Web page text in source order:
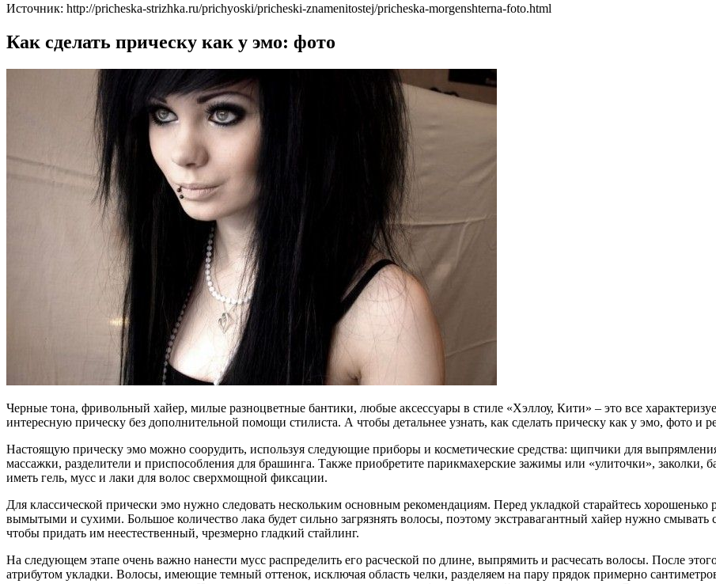
Источник: http://pricheska-strizhka.ru/prichyoski/pricheski-znamenitostej/pricheska-morgenshterna-foto.html
Как сделать прическу как у эмо: фото
Черные тона, фривольный хайер, милые разноцветные бантики, любые аксессуары в стиле «Хэллоу, Кити» – это все
интересную прическу без дополнительной помощи стилиста. А чтобы детальнее узнать, как сделать прическу как у эмо, фото и
Настоящую прическу эмо можно соорудить, используя следующие приборы и косметические средства: щипчики для
массажки, разделители и приспособления для брашинга. Также приобретите парикмахерские зажимы или «улиточки»,
иметь гель, мусс и лаки для волос сверхмощной фиксации.
Для классической прически эмо нужно следовать нескольким основным рекомендациям. Перед укладкой старайтесь хорошенько
вымытыми и сухими. Большое количество лака будет сильно загрязнять волосы, поэтому экстравагантный хайер нужно
чтобы придать им неестественный, чрезмерно гладкий стайлинг.
На следующем этапе очень важно нанести мусс распределить его расческой по длине, выпрямить и расчесать волосы. После
атрибутом укладки. Волосы, имеющие темный оттенок, исключая область челки, разделяем на пару прядок примерно